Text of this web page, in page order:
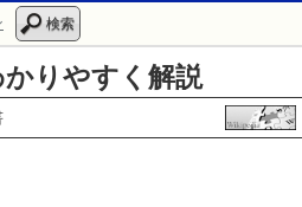
検索
りやすく解説